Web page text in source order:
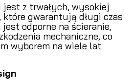
z trwałych, wysokiej
które gwarantują długi czas
odporne na ścieranie,
mechaniczne, co
wyborem na wiele lat